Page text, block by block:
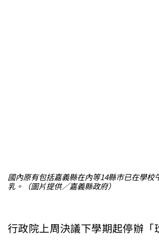
國內原有包括嘉義縣在內等14縣市已在學
乳。（圖片提供／嘉義縣政府）
行政院上周決議下學期起停辦「